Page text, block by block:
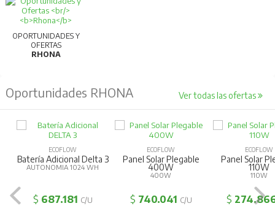
OPORTUNIDADES Y
OFERTAS
RHONA
Oportunidades RHONA Ver todas las ofertas
ECOFLOW
Batería Adicional Delta 3
AUTONOMIA 1024 WH
$ 687.181 C/U
ECOFLOW
Panel Solar Plegable
400W
400W
$ 740.041 C/U
ECOFLOW
Panel Solar
110W
110W
$